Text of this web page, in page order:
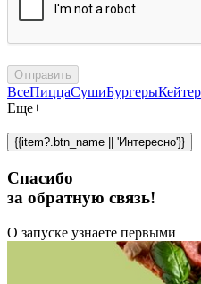
Отправить
ВсеПиццаСушиБургеры
Еще+
{{item?.btn_name || 'Интересно'}}
Спасибо
за обратную связь!
О запуске узнаете первыми